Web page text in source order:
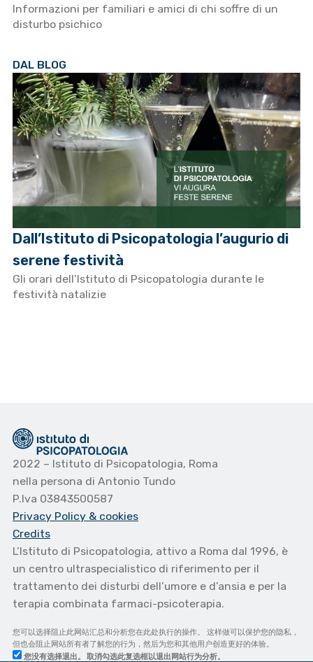
Informazioni per familiari e amici di chi soffre di un
disturbo psichico
DAL BLOG
Dall’Istituto di Psicopatologia l’augurio di
serene festività
Gli orari dell’Istituto di Psicopatologia durante le
festività natalizie
2022 – Istituto di Psicopatologia, Roma
nella persona di Antonio Tundo
P.Iva 03843500587
Privacy Policy & cookies
Credits
L’Istituto di Psicopatologia, attivo a Roma dal 1996, è
un centro ultraspecialistico di riferimento per il
trattamento dei disturbi dell’umore e d’ansia e per la
terapia combinata farmaci-psicoterapia.
您可以选择阻止此网站汇总和分析您在此处执行的操作。 这样做可以保护您的隐私，
但也会阻止网站所有者了解您的行为，然后为您和其他用户创造更好的体验。
您没有选择退出。 取消勾选此复选框以退出网站行为分析。